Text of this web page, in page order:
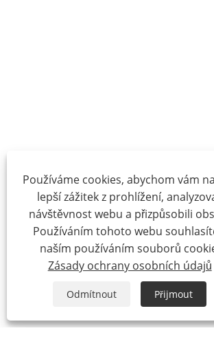
Používáme cookies, abychom vám
lepší zážitek z prohlížení,
návštěvnost webu a přizpůsobili
Používáním tohoto webu
naším používáním souborů
Zásady ochrany osobních údajů
Odmítnout Přijmout